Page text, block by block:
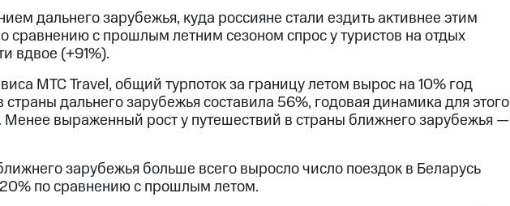
дальнего зарубежья, куда россияне стали ездить активнее этим
сравнению с прошлым летним сезоном спрос у туристов на отдых
вдвое (+91%).
МТС Travel, общий турпоток за границу летом вырос на 10% год
страны дальнего зарубежья составила 56%, годовая динамика для этого
Менее выраженный рост у путешествий в страны ближнего зарубежья —
зарубежья больше всего выросло число поездок в Беларусь
по сравнению с прошлым летом.